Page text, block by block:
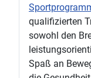
qualifizierten
sowohl den
Spaß an